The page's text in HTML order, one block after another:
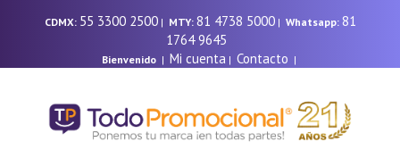
CDMX: 55 3300 2500| MTY: 81 4738 5000| Whatsapp: 81
1764 9645
Bienvenido| Mi cuenta | Contacto |